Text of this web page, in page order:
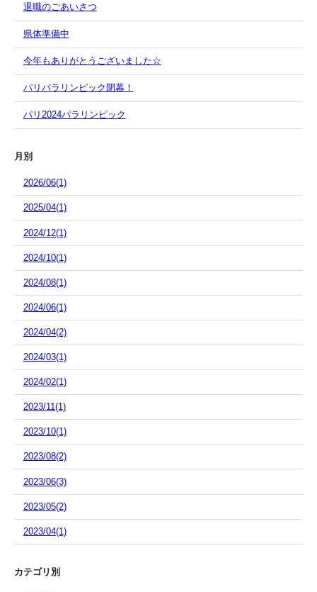
退職のごあいさつ
県体準備中
今年もありがとうございました☆
パリパラリンピック閉幕！
パリ2024パラリンピック
月別
2026/06(1)
2025/04(1)
2024/12(1)
2024/10(1)
2024/08(1)
2024/06(1)
2024/04(2)
2024/03(1)
2024/02(1)
2023/11(1)
2023/10(1)
2023/08(2)
2023/06(3)
2023/05(2)
2023/04(1)
カテゴリ別